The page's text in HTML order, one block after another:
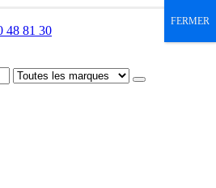
48 81 30
FERMER